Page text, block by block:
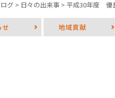
グ > 日々の出来事 > 平成30年度 優
せ 地域貢献